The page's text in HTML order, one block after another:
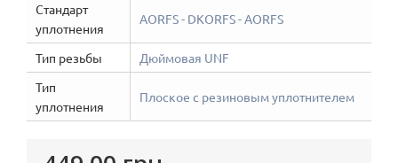
Стандарт
уплотнения
AORFS - DKORFS - AORFS
Тип резьбы
Дюймовая UNF
Тип
уплотнения
Плоское с резиновым уплотнителем